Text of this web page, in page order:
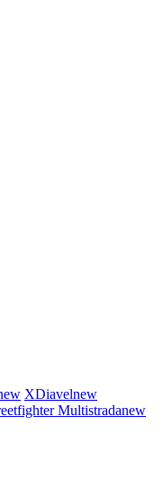
XDiavelnew
Multistradanew